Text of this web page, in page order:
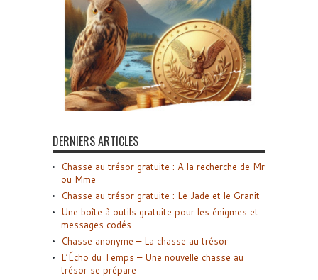
DERNIERS ARTICLES
Chasse au trésor gratuite : A la recherche de Mr
ou Mme
Chasse au trésor gratuite : Le Jade et le Granit
Une boîte à outils gratuite pour les énigmes et
messages codés
Chasse anonyme – La chasse au trésor
L’Écho du Temps – Une nouvelle chasse au
trésor se prépare